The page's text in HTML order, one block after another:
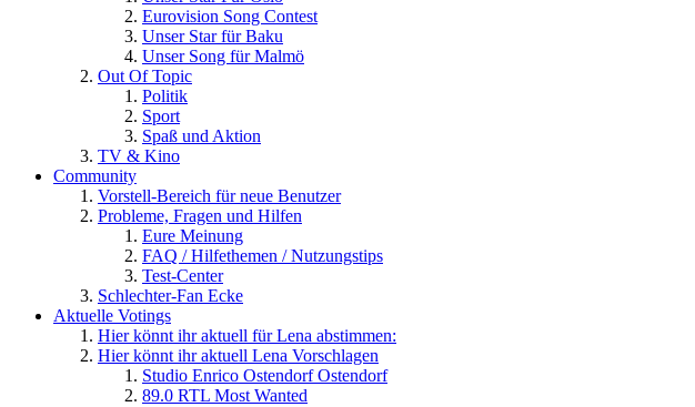
Eurovision Song Contest
Unser Star für Baku
Unser Song für Malmö
Out Of Topic
Politik
Sport
Spaß und Aktion
TV & Kino
Community
Vorstell-Bereich für neue Benutzer
Probleme, Fragen und Hilfen
Eure Meinung
FAQ / Hilfethemen / Nutzungstips
Test-Center
Schlechter-Fan Ecke
Aktuelle Votings
Hier könnt ihr aktuell für Lena abstimmen:
Hier könnt ihr aktuell Lena Vorschlagen
Studio Enrico Ostendorf Ostendorf
89.0 RTL Most Wanted